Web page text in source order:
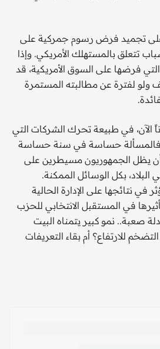
على تجميد فرض رسوم جمركية على
تتعلق بالمستهلك الأمريكي. وإذا
فرضها على السوق الأمريكية، قد
لفترة عن مطالبته المستمرة
في طبيعة تحرك الشركات التي
فالمسألة حساسة في سنة حساسة
يظل الجمهوريون مسيطرين على
بكل الوسائل الممكنة.
في نتائجها على الإدارة الحالية
في المستقبل الانتخابي للحزب
صعبة.. نمو كبير يتمناه البيت
للارتفاع؟ أم بقاء التعريفات